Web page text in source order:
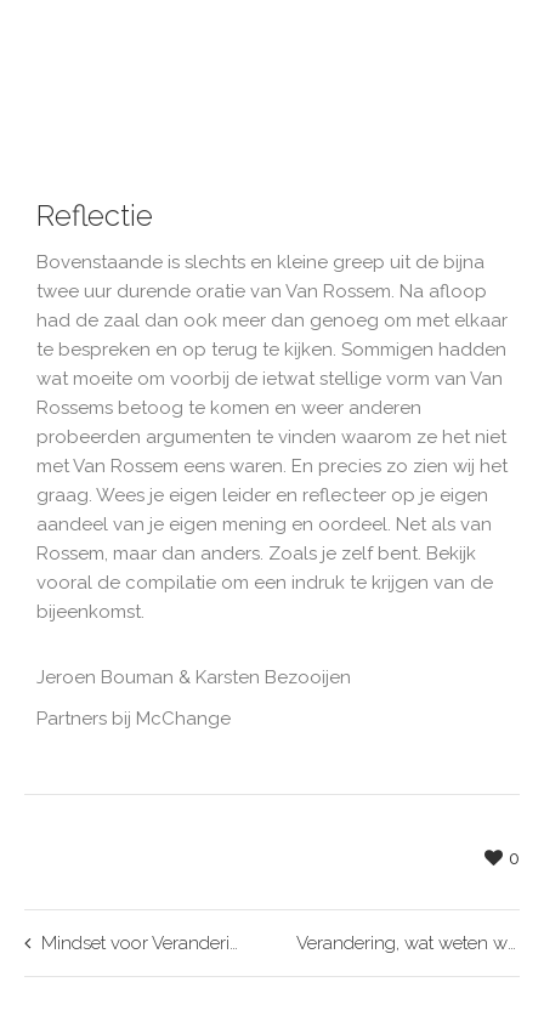
Reflectie
Bovenstaande is slechts en kleine greep uit de bijna
twee uur durende oratie van Van Rossem. Na afloop
had de zaal dan ook meer dan genoeg om met elkaar
te bespreken en op terug te kijken. Sommigen hadden
wat moeite om voorbij de ietwat stellige vorm van Van
Rossems betoog te komen en weer anderen
probeerden argumenten te vinden waarom ze het niet
met Van Rossem eens waren. En precies zo zien wij het
graag. Wees je eigen leider en reflecteer op je eigen
aandeel van je eigen mening en oordeel. Net als van
Rossem, maar dan anders. Zoals je zelf bent. Bekijk
vooral de compilatie om een indruk te krijgen van de
bijeenkomst.
Jeroen Bouman & Karsten Bezooijen
Partners bij McChange
0
Mindset voor Verandering deel 1 Verandering, wat weten wij daar nu van?